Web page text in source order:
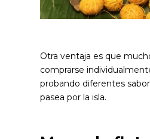
Otra ventaja es que
comprarse
probando diferentes
pasea por la isla.